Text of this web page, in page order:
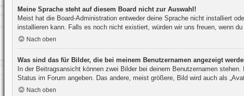
Meine Sprache steht auf diesem Board nicht zur Auswahl!
Meist hat die Board-Administration entweder deine Sprache nicht installiert
installieren kann. Falls es noch nicht existiert, würden wir uns freuen, wenn
Nach oben
Was sind das für Bilder, die bei meinem Benutzernamen angezeigt
In der Beitragsansicht können zwei Bilder bei deinem Benutzernamen
Status im Forum angeben. Das andere, meist größere, Bild wird auch als
Nach oben